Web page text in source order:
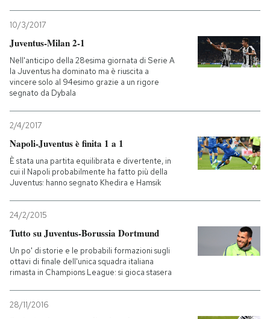
10/3/2017
Juventus-Milan 2-1
Nell'anticipo della 28esima giornata di Serie A
la Juventus ha dominato ma è riuscita a
vincere solo al 94esimo grazie a un rigore
segnato da Dybala
2/4/2017
Napoli-Juventus è finita 1 a 1
È stata una partita equilibrata e divertente, in
cui il Napoli probabilmente ha fatto più della
Juventus: hanno segnato Khedira e Hamsik
24/2/2015
Tutto su Juventus-Borussia Dortmund
Un po' di storie e le probabili formazioni sugli
ottavi di finale dell'unica squadra italiana
rimasta in Champions League: si gioca stasera
28/11/2016